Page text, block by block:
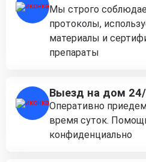
Мы строго
протоколы,
материалы и
препараты
Выезд на дом
Оперативно
время суток.
конфиденциально